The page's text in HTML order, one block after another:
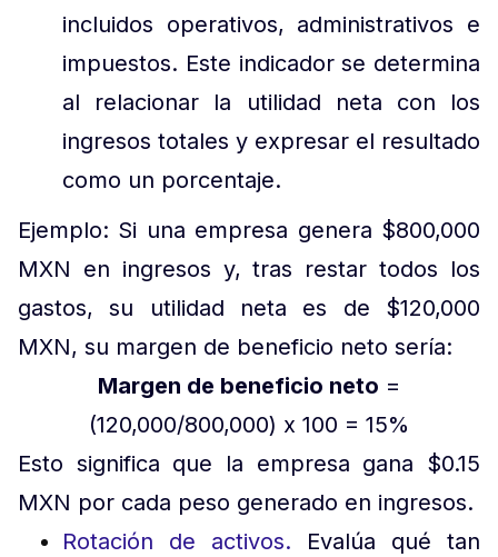
incluidos operativos, administrativos e
impuestos. Este indicador se determina
al relacionar la utilidad neta con los
ingresos totales y expresar el resultado
como un porcentaje.
Ejemplo: Si una empresa genera $800,000
MXN en ingresos y, tras restar todos los
gastos, su utilidad neta es de $120,000
MXN, su margen de beneficio neto sería:
Margen de beneficio neto =
(120,000/800,000) x 100 = 15%
Esto significa que la empresa gana $0.15
MXN por cada peso generado en ingresos.
Rotación de activos. Evalúa qué tan